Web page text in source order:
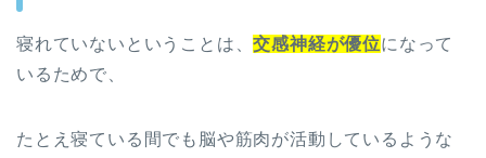
寝れていないということは、交感神経が優位になって
いるためで、
たとえ寝ている間でも脳や筋肉が活動しているような